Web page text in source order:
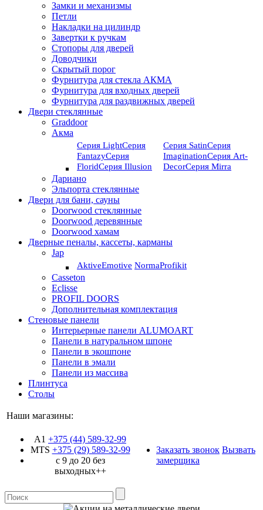
Замки и механизмы
Петли
Накладки на цилиндр
Завертки к ручкам
Стопоры для дверей
Доводчики
Скрытый порог
Фурнитура для стекла АКМА
Фурнитура для входных дверей
Фурнитура для раздвижных дверей
Двери стеклянные
Graddoor
Акма
Серия LightСерия
FantazyСерия
FloridСерия Illusion
Серия SatinСерия
ImaginationСерия Art-
DeсorСерия Mirra
Дариано
Эльпорта стеклянные
Двери для бани, сауны
Doorwood стеклянные
Doorwood деревянные
Doorwood хамам
Дверные пеналы, кассеты, карманы
Jap
AktiveEmotive NormaProfikit
Casseton
Eclisse
PROFIL DOORS
Дополнительная комплектация
Стеновые панели
Интерьерные панели ALUMOART
Панели в натуральном шпоне
Панели в экошпоне
Панели в эмали
Панели из массива
Плинтуса
Столы
Наши магазины:
A1 +375 (44) 589-32-99
MTS +375 (29)589-32-99
с 9 до 20 без
выходных++
Заказать звонок Вызвать
замерщика